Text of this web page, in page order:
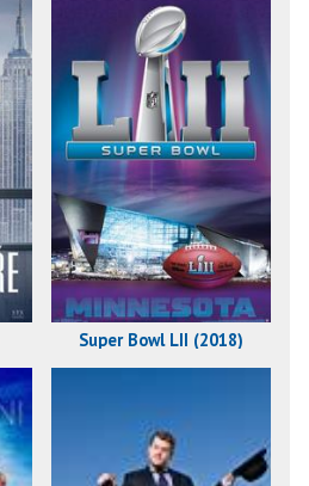
Super Bowl LII (2018)